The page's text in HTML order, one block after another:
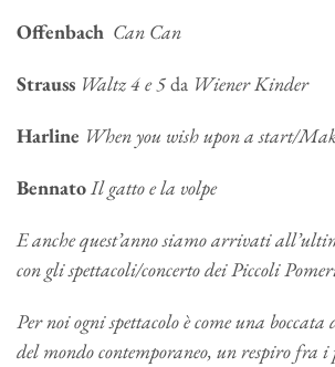
Offenbach Can Can
Strauss Waltz 4 e 5da Wiener Kinder
Harline When you wish upon a start/
BennatoIl gatto e la volpe
E anche quest’anno siamo arrivati
con gli spettacoli/concerto dei Piccoli
Per noi ogni spettacolo è come una
del mondo contemporaneo, un respiro fra i